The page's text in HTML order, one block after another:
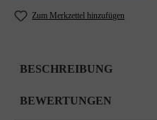
Zum Merkzettel hinzufügen
BESCHREIBUNG
BEWERTUNGEN